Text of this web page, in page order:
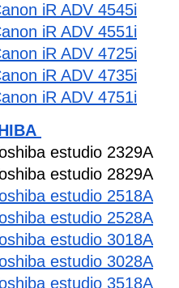
iR ADV 4545i
iR ADV 4551i
iR ADV 4725i
iR ADV 4735i
iR ADV 4751i
estudio 2329A
estudio 2829A
estudio 2518A
estudio 2528A
estudio 3018A
estudio 3028A
estudio 3518A